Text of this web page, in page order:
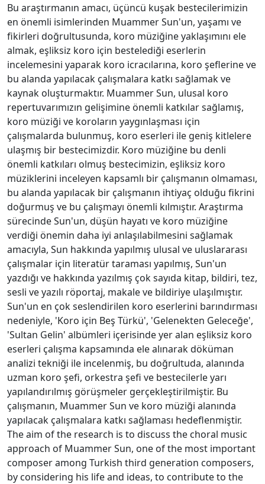
Bu araştırmanın amacı, üçüncü kuşak bestecilerimizin
en önemli isimlerinden Muammer Sun'un, yaşamı ve
fikirleri doğrultusunda, koro müziğine yaklaşımını ele
almak, eşliksiz koro için bestelediği eserlerin
incelemesini yaparak koro icracılarına, koro şeflerine ve
bu alanda yapılacak çalışmalara katkı sağlamak ve
kaynak oluşturmaktır. Muammer Sun, ulusal koro
repertuvarımızın gelişimine önemli katkılar sağlamış,
koro müziği ve koroların yaygınlaşması için
çalışmalarda bulunmuş, koro eserleri ile geniş kitlelere
ulaşmış bir bestecimizdir. Koro müziğine bu denli
önemli katkıları olmuş bestecimizin, eşliksiz koro
müziklerini inceleyen kapsamlı bir çalışmanın olmaması,
bu alanda yapılacak bir çalışmanın ihtiyaç olduğu fikrini
doğurmuş ve bu çalışmayı önemli kılmıştır. Araştırma
sürecinde Sun'un, düşün hayatı ve koro müziğine
verdiği önemin daha iyi anlaşılabilmesini sağlamak
amacıyla, Sun hakkında yapılmış ulusal ve uluslararası
çalışmalar için literatür taraması yapılmış, Sun'un
yazdığı ve hakkında yazılmış çok sayıda kitap, bildiri, tez,
sesli ve yazılı röportaj, makale ve bildiriye ulaşılmıştır.
Sun'un en çok seslendirilen koro eserlerini barındırması
nedeniyle, 'Koro için Beş Türkü', 'Gelenekten Geleceğe',
'Sultan Gelin' albümleri içerisinde yer alan eşliksiz koro
eserleri çalışma kapsamında ele alınarak döküman
analizi tekniği ile incelenmiş, bu doğrultuda, alanında
uzman koro şefi, orkestra şefi ve bestecilerle yarı
yapılandırılmış görüşmeler gerçekleştirilmiştir. Bu
çalışmanın, Muammer Sun ve koro müziği alanında
yapılacak çalışmalara katkı sağlaması hedeflenmiştir.
The aim of the research is to discuss the choral music
approach of Muammer Sun, one of the most important
composer among Turkish third generation composers,
by considering his life and ideas, to contribute to the